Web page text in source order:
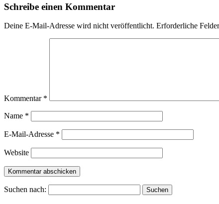
Schreibe einen Kommentar
Deine E-Mail-Adresse wird nicht veröffentlicht. Erforderliche
Kommentar *
Name *
E-Mail-Adresse *
Website
Suchen nach: